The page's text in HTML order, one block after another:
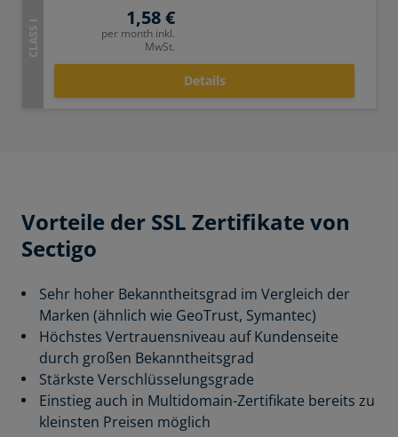
CLASS I
1,58 €
per month inkl.
MwSt.
Details
Vorteile der SSL Zertifikate von
Sectigo
Sehr hoher Bekanntheitsgrad im Vergleich der
Marken (ähnlich wie GeoTrust, Symantec)
Höchstes Vertrauensniveau auf Kundenseite
durch großen Bekanntheitsgrad
Stärkste Verschlüsselungsgrade
Einstieg auch in Multidomain-Zertifikate bereits zu
kleinsten Preisen möglich